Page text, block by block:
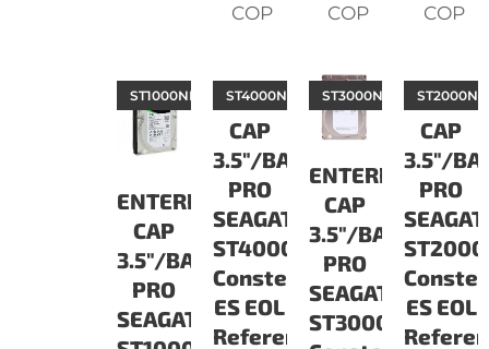
COP
COP
COP
ENTERPRISE
CAP
3.5"/BARRACUDA
PRO
SEAGATE
ST1000NM0065ENTERPRISE
CAP
3.5"/BARRACUDA
PRO
SEAGATE
ST4000NM0033
Constellation
ES EOL
Referencia:
ST4000NM0033
ENTERPRISE
CAP
3.5"/BARRACUDA
PRO
SEAGATE
ST3000NM0033
ST3000NM0033
CAP
3.5"/
PRO
ES EOL